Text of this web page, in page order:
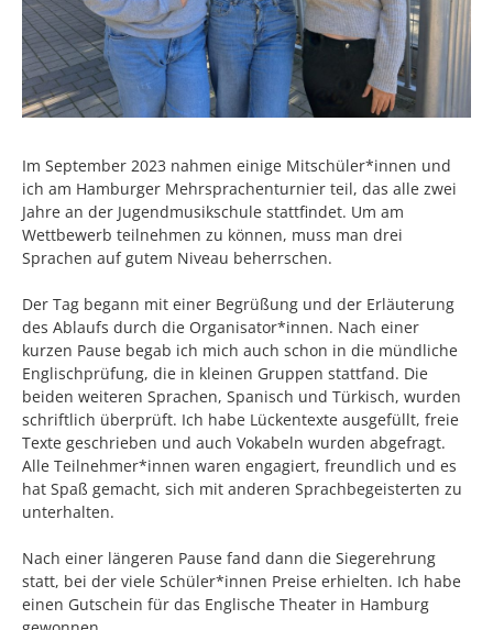
Im September 2023 nahmen einige Mitschüler*innen und
ich am Hamburger Mehrsprachenturnier teil, das alle zwei
Jahre an der Jugendmusikschule stattfindet. Um am
Wettbewerb teilnehmen zu können, muss man drei
Sprachen auf gutem Niveau beherrschen.
Der Tag begann mit einer Begrüßung und der Erläuterung
des Ablaufs durch die Organisator*innen. Nach einer
kurzen Pause begab ich mich auch schon in die mündliche
Englischprüfung, die in kleinen Gruppen stattfand. Die
beiden weiteren Sprachen, Spanisch und Türkisch, wurden
schriftlich überprüft. Ich habe Lückentexte ausgefüllt, freie
Texte geschrieben und auch Vokabeln wurden abgefragt.
Alle Teilnehmer*innen waren engagiert, freundlich und es
hat Spaß gemacht, sich mit anderen Sprachbegeisterten zu
unterhalten.
Nach einer längeren Pause fand dann die Siegerehrung
statt, bei der viele Schüler*innen Preise erhielten. Ich habe
einen Gutschein für das Englische Theater in Hamburg